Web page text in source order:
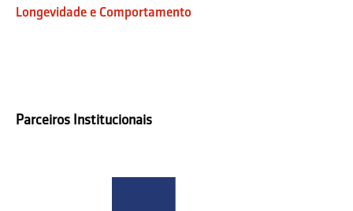
Longevidade e Comportamento
Parceiros Institucionais